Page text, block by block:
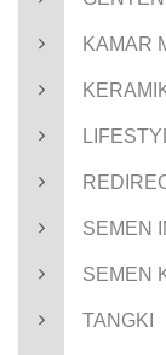
KAMAR
SEMEN
SEMEN
TANGKI